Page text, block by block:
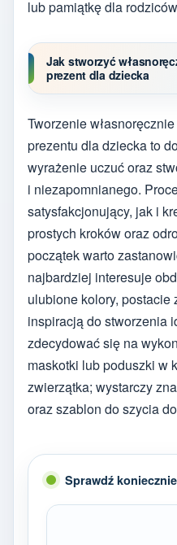
lub pamiątkę dla
Jak stworzyć
prezent dla dziecka
Tworzenie
prezentu dla dziecka to
wyrażenie uczuć oraz
i niezapomnianego.
satysfakcjonujący, jak i
prostych kroków oraz
początek warto
najbardziej interesuje
ulubione kolory, postacie
inspiracją do stworzenia
zdecydować się na
maskotki lub poduszki w
zwierzątka; wystarczy
oraz szablon do szycia
Sprawdź koniecznie